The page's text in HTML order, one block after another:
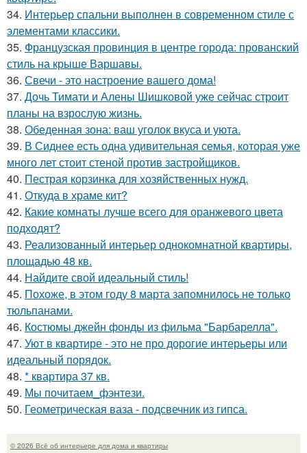
34. Интерьер спальни выполнен в современном стиле с
элементами классики.
35. Французская провинция в центре города: прованский
стиль на крыше Варшавы.
36. Свечи - это настроение вашего дома!
37. Дочь Тимати и Алены Шишковой уже сейчас строит
планы на взрослую жизнь.
38. Обеденная зона: ваш уголок вкуса и уюта.
39. В Сиднее есть одна удивительная семья, которая уже
много лет стоит стеной против застройщиков.
40. Пестрая корзинка для хозяйственных нужд.
41. Откуда в храме кит?
42. Какие комнаты лучше всего для оранжевого цвета
подходят?
43. Реализованный интерьер однокомнатной квартиры,
площадью 48 кв.
44. Найдите свой идеальный стиль!
45. Похоже, в этом году 8 марта запомнилось не только
тюльпанами.
46. Костюмы джейн фонды из фильма "Барбарелла".
47. Уют в квартире - это не про дорогие интерьеры или
идеальный порядок.
48. * квартира 37 кв.
49. Мы почитаем_фэнтези.
50. Геометрическая ваза - подсвечник из гипса.
© 2026 Всё об интерьере для дома и квартиры